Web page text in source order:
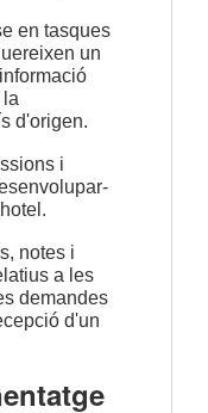
en tasques
un
d'origen.
i
notes i
a les
demandes
d'un